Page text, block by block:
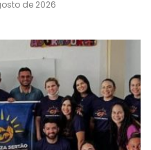
de 2026